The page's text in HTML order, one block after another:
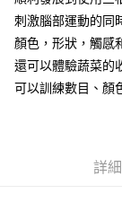
全家取貨付款
每筆NT$85，滿
付款後全家取貨
每筆NT$85，滿
刺激腦部運動的同
顏色，形狀，觸感
還可以體驗蔬菜的
可以訓練數目、顏
詳